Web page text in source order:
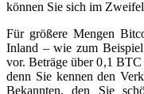
können Sie sich im
Für größere Mengen
Inland – wie zum Beispiel
vor. Beträge über 0,1
denn Sie kennen den
Bekannten, den Sie